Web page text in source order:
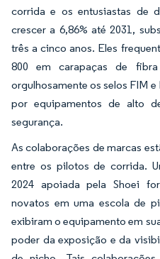
corrida e os entusiastas de
crescer a 6,86% até 2031,
três a cinco anos. Eles
800 em carapaças de
orgulhosamente os selos FIM
por equipamentos de alto
segurança.
As colaborações de marcas
entre os pilotos de corrida.
2024 apoiada pela Shoei
novatos em uma escola de
exibiram o equipamento em
poder da exposição e da